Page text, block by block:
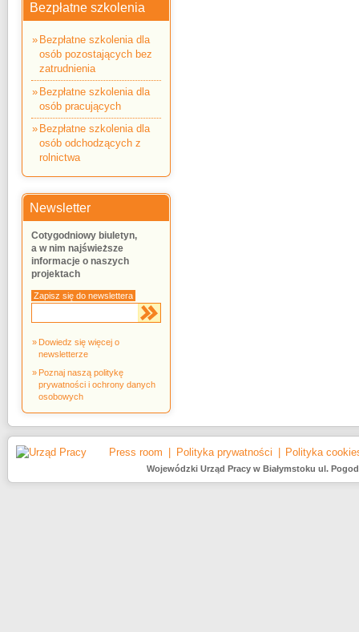
Bezpłatne szkolenia
Bezpłatne szkolenia dla
osób pozostających bez
zatrudnienia
Bezpłatne szkolenia dla
osób pracujących
Bezpłatne szkolenia dla
osób odchodzących z
rolnictwa
Newsletter
Cotygodniowy biuletyn,
a w nim najświeższe
informacje o naszych
projektach
Zapisz się do newslettera
Dowiedz się więcej o
newsletterze
Poznaj naszą politykę
prywatności i ochrony danych
osobowych
Press room Polityka prywatności Polityka
Wojewódzki Urząd Pracy w Białymstoku ul.